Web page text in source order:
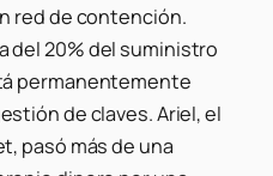
red de contención.
del 20% del suministro
permanentemente
de claves. Ariel, el
pasó más de una